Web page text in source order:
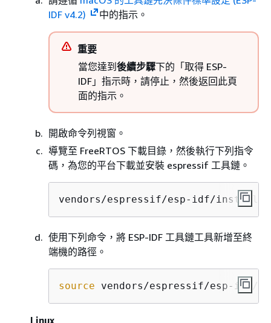
IDF v4.2)
中的指示。
重要
當您達到後續步驟下的「取得 ESP-
IDF」指示時，請停止，然後返回此頁
面的指示。
開啟命令列視窗。
導覽至 FreeRTOS 下載目錄，然後執行下列指令
碼，為您的平台下載並安裝 espressif 工具鏈。
vendors/espressif/esp-idf/
使用下列命令，將 ESP-IDF 工具鏈工具新增至終
端機的路徑。
source vendors/espressif/esp-idf/
Linux